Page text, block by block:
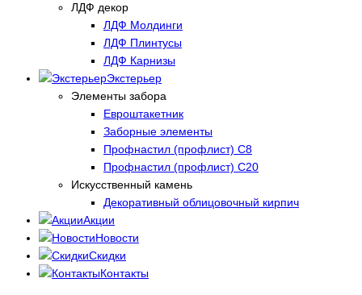
ЛДФ декор
ЛДФ Молдинги
ЛДФ Плинтусы
ЛДФ Карнизы
Экстерьер
Элементы забора
Евроштакетник
Заборные элементы
Профнастил (профлист) С8
Профнастил (профлист) С20
Искусственный камень
Декоративный облицовочный кирпич
Акции
Новости
Скидки
Контакты